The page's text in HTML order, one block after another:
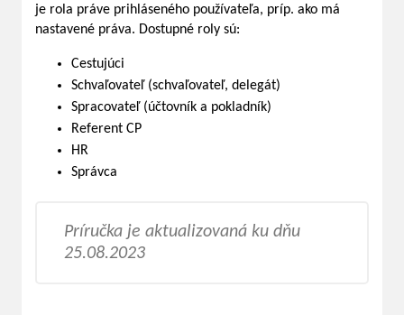
je rola práve prihláseného používateľa, príp. ako má
nastavené práva. Dostupné roly sú:
Cestujúci
Schvaľovateľ (schvaľovateľ, delegát)
Spracovateľ (účtovník a pokladník)
Referent CP
HR
Správca
Príručka je aktualizovaná ku dňu
25.08.2023